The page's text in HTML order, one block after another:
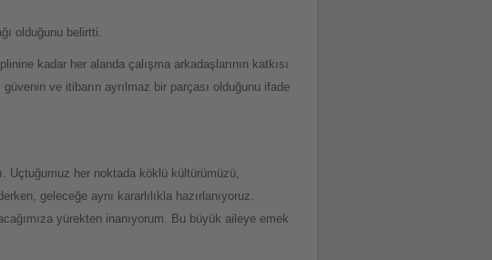
olduğunu belirtti.
kadar her alanda çalışma arkadaşlarının katkısı
ve itibarın ayrılmaz bir parçası olduğunu ifade
Uçtuğumuz her noktada köklü kültürümüzü,
geleceğe aynı kararlılıkla hazırlanıyoruz.
yürekten inanıyorum. Bu büyük aileye emek